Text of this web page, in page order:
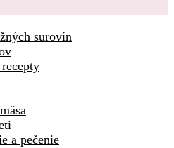
surovín
a pečenie